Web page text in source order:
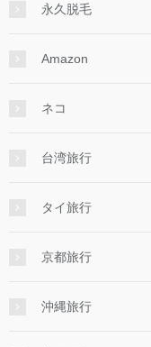
永久脱毛
Amazon
ネコ
台湾旅行
タイ旅行
京都旅行
沖縄旅行